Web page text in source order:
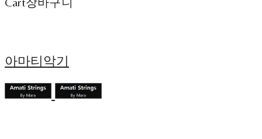
아마티악기